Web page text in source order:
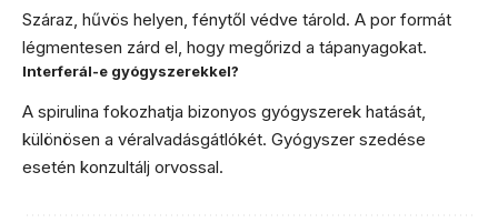
Száraz, hűvös helyen, fénytől védve tárold. A por formát
légmentesen zárd el, hogy megőrizd a tápanyagokat.
Interferál-e gyógyszerekkel?
A spirulina fokozhatja bizonyos gyógyszerek hatását,
különösen a véralvadásgátlókét. Gyógyszer szedése
esetén konzultálj orvossal.